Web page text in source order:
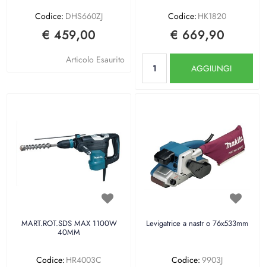
Codice: DHS660ZJ
€ 459,00
Articolo Esaurito
Codice: HK1820
€ 669,90
AGGIUNGI
MART.ROT.SDS MAX 1100W
40MM
Codice: HR4003C
Levigatrice a nastr o 76x533mm
Codice: 9903J